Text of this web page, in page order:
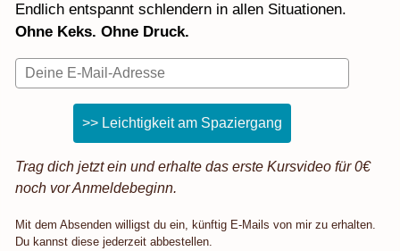
Endlich entspannt schlendern in allen Situationen.
Ohne Keks. Ohne Druck.
>> Leichtigkeit am Spaziergang
Trag dich jetzt ein und erhalte das erste Kursvideo für 0€
noch vor Anmeldebeginn.
Mit dem Absenden willigst du ein, künftig E-Mails von mir zu erhalten.
Du kannst diese jederzeit abbestellen.